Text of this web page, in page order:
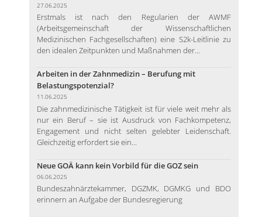
27.06.2025
Erstmals ist nach den Regularien der AWMF
(Arbeitsgemeinschaft der Wissenschaftlichen
Medizinischen Fachgesellschaften) eine S2k-Leitlinie zu
den idealen Zeitpunkten und Maßnahmen der...
Arbeiten in der Zahnmedizin – Berufung mit
Belastungspotenzial?
11.06.2025
Die zahnmedizinische Tätigkeit ist für viele weit mehr als
nur ein Beruf – sie ist Ausdruck von Fachkompetenz,
Engagement und nicht selten gelebter Leidenschaft.
Gleichzeitig erfordert sie ein...
Neue GOÄ kann kein Vorbild für die GOZ sein
06.06.2025
Bundeszahnärztekammer, DGZMK, DGMKG und BDO
erinnern an Aufgabe der Bundesregierung